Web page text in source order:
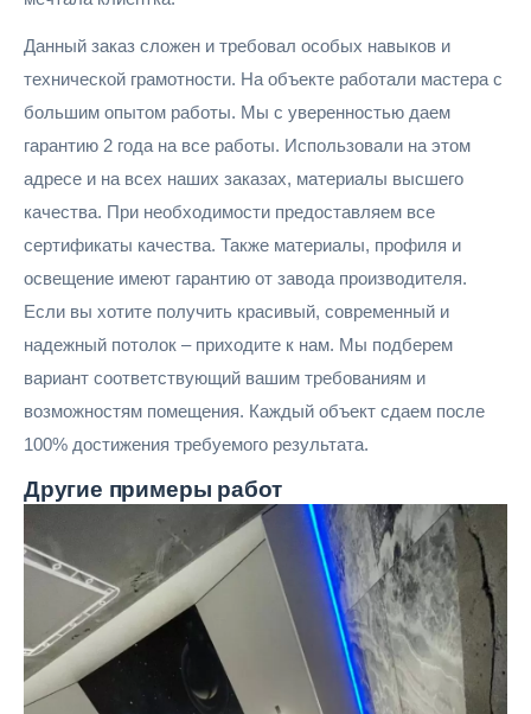
Данный заказ сложен и требовал особых навыков и
технической грамотности. На объекте работали мастера с
большим опытом работы. Мы с уверенностью даем
гарантию 2 года на все работы. Использовали на этом
адресе и на всех наших заказах, материалы высшего
качества. При необходимости предоставляем все
сертификаты качества. Также материалы, профиля и
освещение имеют гарантию от завода производителя.
Если вы хотите получить красивый, современный и
надежный потолок – приходите к нам. Мы подберем
вариант соответствующий вашим требованиям и
возможностям помещения. Каждый объект сдаем после
100% достижения требуемого результата.
Другие примеры работ